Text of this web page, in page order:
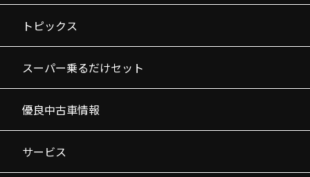
トピックス
スーパー乗るだけセット
優良中古車情報
サービス